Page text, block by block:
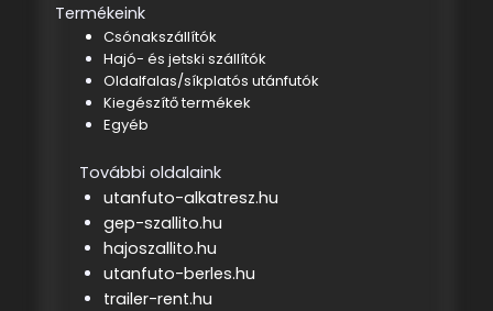
Termékeink
Csónakszállítók
Hajó- és jetski szállítók
Oldalfalas/síkplatós utánfutók
Kiegészítő termékek
Egyéb
További oldalaink
utanfuto-alkatresz.hu
gep-szallito.hu
hajoszallito.hu
utanfuto-berles.hu
trailer-rent.hu